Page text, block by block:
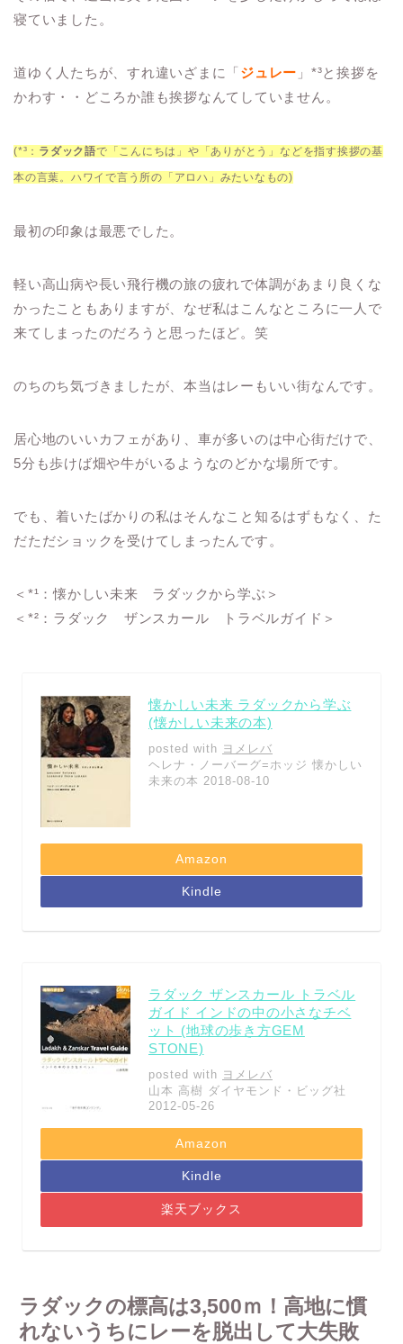
寝ていました。
道ゆく人たちが、すれ違いざまに「ジュレー 」*³と挨拶を
かわす・・どころか誰も挨拶なんてしていません。
(*³： ラダック語で「こんにちは」や「ありがとう」などを指す挨拶の基
本の言葉。ハワイで言う所の「アロハ」みたいなもの)
最初の印象は最悪でした。
軽い高山病や長い飛行機の旅の疲れで体調があまり良くな
かったこともありますが、なぜ私はこんなところに一人で
来てしまったのだろうと思ったほど。笑
のちのち気づきましたが、本当はレーもいい街なんです。
居心地のいいカフェがあり、車が多いのは中心街だけで、
5分も歩けば畑や牛がいるようなのどかな場所です。
でも、着いたばかりの私はそんなこと知るはずもなく、た
だただショックを受けてしまったんです。
＜*¹：懐かしい未来 ラダックから学ぶ＞
＜*²：ラダック ザンスカール トラベルガイド＞
懐かしい未来 ラダックから学ぶ
(懐かしい未来の本)
posted with ヨメレバ
ヘレナ・ノーバーグ=ホッジ 懐かしい
未来の本 2018-08-10
Amazon
Kindle
ラダック ザンスカール トラベル
ガイド インドの中の小さなチベ
ット (地球の歩き方GEM
STONE)
posted with ヨメレバ
山本 高樹 ダイヤモンド・ビッグ社
2012-05-26
Amazon
Kindle
楽天ブックス
ラダックの標高は3,500ｍ！高地に慣
れないうちにレーを脱出して大失敗